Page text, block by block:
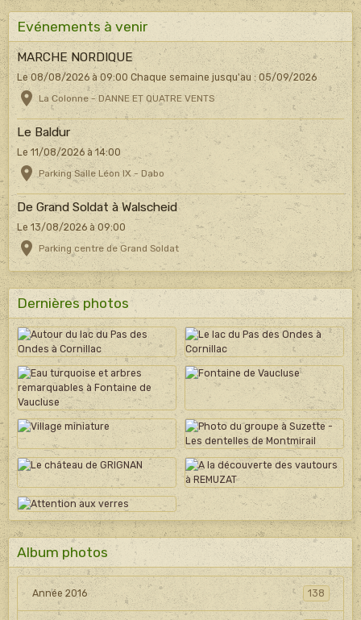
Evénements à venir
MARCHE NORDIQUE
Le 08/08/2026 à 09:00 Chaque semaine jusqu'au : 05/09/2026
La Colonne - DANNE ET QUATRE VENTS
Le Baldur
Le 11/08/2026 à 14:00
Parking Salle Léon IX - Dabo
De Grand Soldat à Walscheid
Le 13/08/2026 à 09:00
Parking centre de Grand Soldat
Dernières photos
Album photos
Année 2016 138